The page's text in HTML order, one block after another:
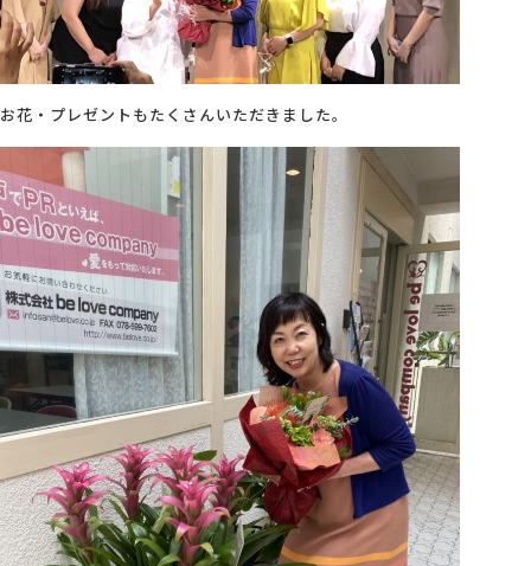
お花・プレゼントもたくさんいただきました。